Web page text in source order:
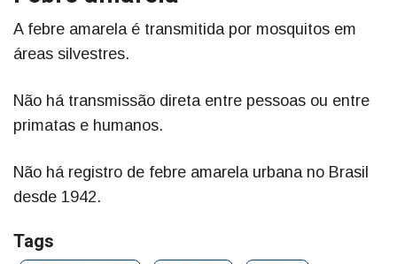
A febre amarela é transmitida por mosquitos em
áreas silvestres.
Não há transmissão direta entre pessoas ou entre
primatas e humanos.
Não há registro de febre amarela urbana no Brasil
desde 1942.
Tags